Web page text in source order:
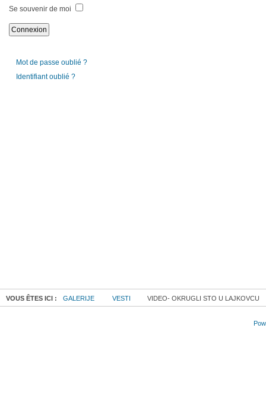
Se souvenir de moi
Mot de passe oublié ?
Identifiant oublié ?
VOUS ÊTES ICI : GALERIJE VESTI VIDEO- OKRUGLI STO U LAJKOVCU